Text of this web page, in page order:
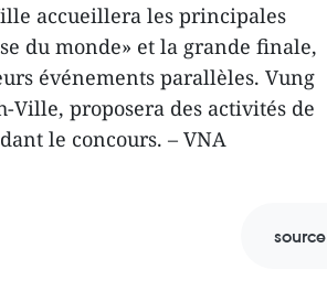
accueillera les principales
du monde» et la grande finale,
événements parallèles. Vung
Ville, proposera des activités de
le concours. – VNA
source